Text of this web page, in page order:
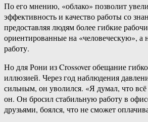
По его мнению, «облако» позволит
эффективность и качество работы со
предоставляя людям более гибкие
ориентированные на «человеческую», а
работу.
Но для Рони из Crossover обещание
иллюзией. Через год наблюдения
сильным, он уволился. «Я думал, что
он. Он бросил стабильную работу в
друзьями, боялся, что не сможет